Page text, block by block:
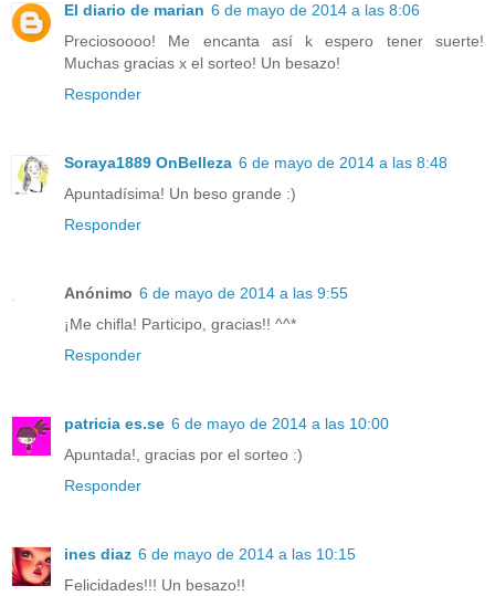
El diario de marian 6 de mayo de 2014 a las 8:06
Preciosoooo! Me encanta así k espero tener suerte!
Muchas gracias x el sorteo! Un besazo!
Responder
Soraya1889 OnBelleza 6 de mayo de 2014 a las 8:48
Apuntadísima! Un beso grande :)
Responder
Anónimo 6 de mayo de 2014 a las 9:55
¡Me chifla! Participo, gracias!! ^^*
Responder
patricia es.se 6 de mayo de 2014 a las 10:00
Apuntada!, gracias por el sorteo :)
Responder
ines diaz 6 de mayo de 2014 a las 10:15
Felicidades!!! Un besazo!!